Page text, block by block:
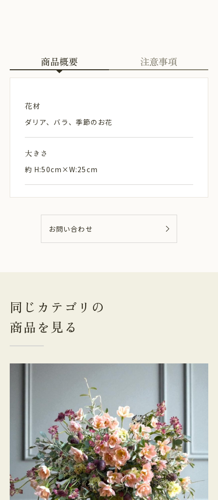
商品概要 注意事項
花材
ダリア、バラ、季節のお花
大きさ
約 H:50cm×W:25cm
お問い合わせ
同じカテゴリの
商品を見る